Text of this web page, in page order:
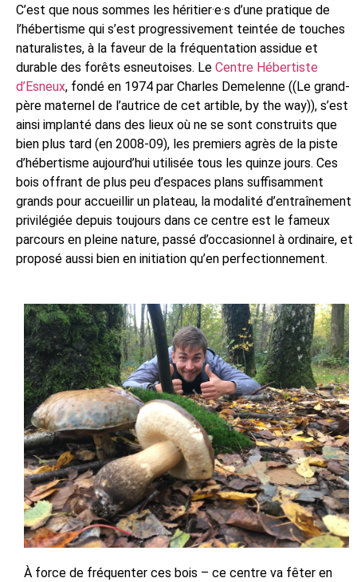
C’est que nous sommes les héritier·e·s d’une pratique de
l’hébertisme qui s’est progressivement teintée de touches
naturalistes, à la faveur de la fréquentation assidue et
durable des forêts esneutoises. Le Centre Hébertiste
d’Esneux, fondé en 1974 par Charles Demelenne ((Le grand-
père maternel de l’autrice de cet artible, by the way)), s’est
ainsi implanté dans des lieux où ne se sont construits que
bien plus tard (en 2008-09), les premiers agrès de la piste
d’hébertisme aujourd’hui utilisée tous les quinze jours. Ces
bois offrant de plus peu d’espaces plans suffisamment
grands pour accueillir un plateau, la modalité d’entraînement
privilégiée depuis toujours dans ce centre est le fameux
parcours en pleine nature, passé d’occasionnel à ordinaire, et
proposé aussi bien en initiation qu’en perfectionnement.
À force de fréquenter ces bois – ce centre va fêter en